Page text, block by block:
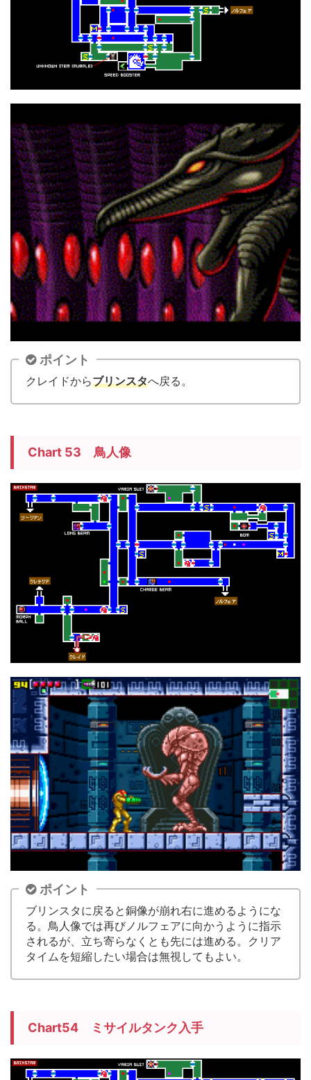
ポイント
クレイドからブリンスタへ戻る。
Chart 53 鳥人像
ポイント
ブリンスタに戻ると銅像が崩れ右に進めるようにな
る。鳥人像では再びノルフェアに向かうように指示
されるが、立ち寄らなくとも先には進める。クリア
タイムを短縮したい場合は無視してもよい。
Chart54 ミサイルタンク入手